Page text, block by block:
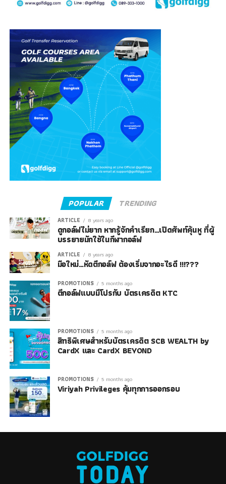
POPULAR TRENDING
ARTICLE 8 years ago
ดูกอล์ฟไม่ยาก หากรู้จักคำเรียก…เปิดศัพท์คุ้นหู ที่ผู้
บรรยายมักใช้ในกีฬากอล์ฟ
ARTICLE 8 years ago
มือใหม่…หัดตีกอล์ฟ ต้องเริ่มจากอะไรดี !!!???
PROMOTIONS 5 months ago
ตีกอล์ฟแบบมีโปรกับ บัตรเครดิต KTC
PROMOTIONS 5 months ago
สิทธิพิเศษสำหรับบัตรเครดิต SCB WEALTH by
CardX และ CardX BEYOND
PROMOTIONS 5 months ago
Viriyah Privileges คุ้มทุกการออกรอบ